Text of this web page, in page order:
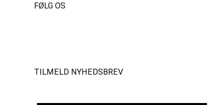
FØLG OS
TILMELD NYHEDSBREV